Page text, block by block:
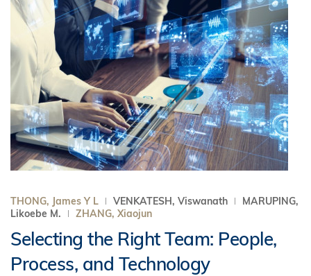
THONG, James Y L VENKATESH, Viswanath
MARUPING,
Likoebe M.
ZHANG, Xiaojun
Selecting the Right Team: People,
Process, and Technology